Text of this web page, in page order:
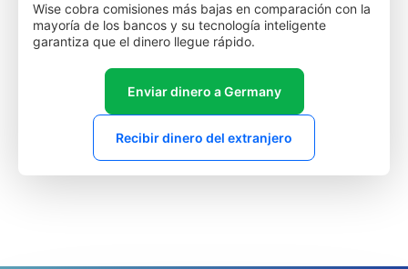
Wise cobra comisiones más bajas en comparación con la
mayoría de los bancos y su tecnología inteligente
garantiza que el dinero llegue rápido.
Enviar dinero a Germany
Recibir dinero del extranjero